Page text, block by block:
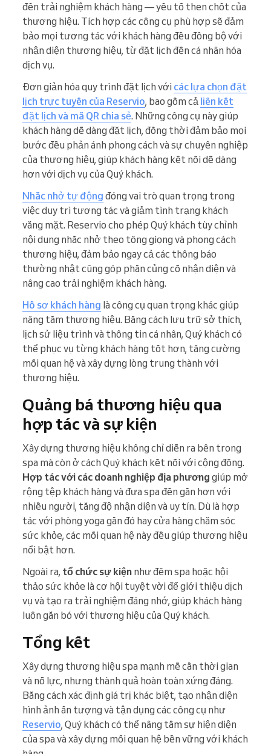
đến trải nghiệm khách hàng — yếu tố then chốt của
thương hiệu. Tích hợp các công cụ phù hợp sẽ đảm
bảo mọi tương tác với khách hàng đều đồng bộ với
nhận diện thương hiệu, từ đặt lịch đến cá nhân hóa
dịch vụ.
Đơn giản hóa quy trình đặt lịch với các lựa chọn đặt
lịch trực tuyến của Reservio, bao gồm cả liên kết
đặt lịch và mã QR chia sẻ. Những công cụ này giúp
khách hàng dễ dàng đặt lịch, đồng thời đảm bảo mọi
bước đều phản ánh phong cách và sự chuyên nghiệp
của thương hiệu, giúp khách hàng kết nối dễ dàng
hơn với dịch vụ của Quý khách.
Nhắc nhở tự động đóng vai trò quan trọng trong
việc duy trì tương tác và giảm tình trạng khách
vắng mặt. Reservio cho phép Quý khách tùy chỉnh
nội dung nhắc nhở theo tông giọng và phong cách
thương hiệu, đảm bảo ngay cả các thông báo
thường nhật cũng góp phần củng cố nhận diện và
nâng cao trải nghiệm khách hàng.
Hồ sơ khách hàng là công cụ quan trọng khác giúp
nâng tầm thương hiệu. Bằng cách lưu trữ sở thích,
lịch sử liệu trình và thông tin cá nhân, Quý khách có
thể phục vụ từng khách hàng tốt hơn, tăng cường
mối quan hệ và xây dựng lòng trung thành với
thương hiệu.
Quảng bá thương hiệu qua
hợp tác và sự kiện
Xây dựng thương hiệu không chỉ diễn ra bên trong
spa mà còn ở cách Quý khách kết nối với cộng đồng.
Hợp tác với các doanh nghiệp địa phương giúp mở
rộng tệp khách hàng và đưa spa đến gần hơn với
nhiều người, tăng độ nhận diện và uy tín. Dù là hợp
tác với phòng yoga gần đó hay cửa hàng chăm sóc
sức khỏe, các mối quan hệ này đều giúp thương hiệu
nổi bật hơn.
Ngoài ra, tổ chức sự kiện như đêm spa hoặc hội
thảo sức khỏe là cơ hội tuyệt vời để giới thiệu dịch
vụ và tạo ra trải nghiệm đáng nhớ, giúp khách hàng
luôn gắn bó với thương hiệu của Quý khách.
Tổng kết
Xây dựng thương hiệu spa mạnh mẽ cần thời gian
và nỗ lực, nhưng thành quả hoàn toàn xứng đáng.
Bằng cách xác định giá trị khác biệt, tạo nhận diện
hình ảnh ấn tượng và tận dụng các công cụ như
Reservio, Quý khách có thể nâng tầm sự hiện diện
của spa và xây dựng mối quan hệ bền vững với khách